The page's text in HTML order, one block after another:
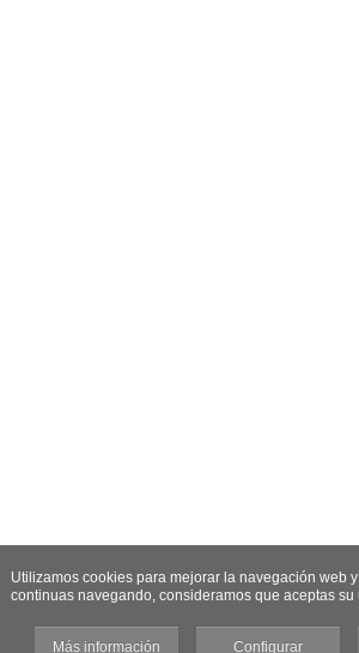
Utilizamos cookies para mejorar la navegación web
continuas navegando, consideramos que aceptas su
Más información Configurar